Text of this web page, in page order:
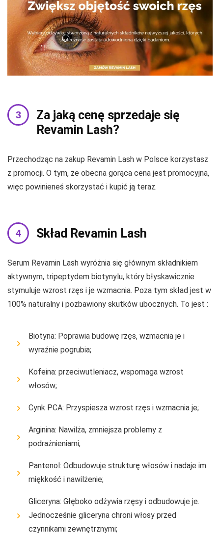
Za jaką cenę sprzedaje się
Revamin Lash?
Przechodząc na zakup Revamin Lash w Polsce korzystasz
z promocji. O tym, że obecna gorąca cena jest promocyjna,
więc powinieneś skorzystać i kupić ją teraz.
Skład Revamin Lash
Serum Revamin Lash wyróżnia się głównym składnikiem
aktywnym, tripeptydem biotynylu, który błyskawicznie
stymuluje wzrost rzęs i je wzmacnia. Poza tym skład jest w
100% naturalny i pozbawiony skutków ubocznych. To jest :
Biotyna: Poprawia budowę rzęs, wzmacnia je i
wyraźnie pogrubia;
Kofeina: przeciwutleniacz, wspomaga wzrost
włosów;
Cynk PCA: Przyspiesza wzrost rzęs i wzmacnia je;
Arginina: Nawilża, zmniejsza problemy z
podrażnieniami;
Pantenol: Odbudowuje strukturę włosów i nadaje im
miękkość i nawilżenie;
Gliceryna: Głęboko odżywia rzęsy i odbudowuje je.
Jednocześnie gliceryna chroni włosy przed
czynnikami zewnętrznymi;